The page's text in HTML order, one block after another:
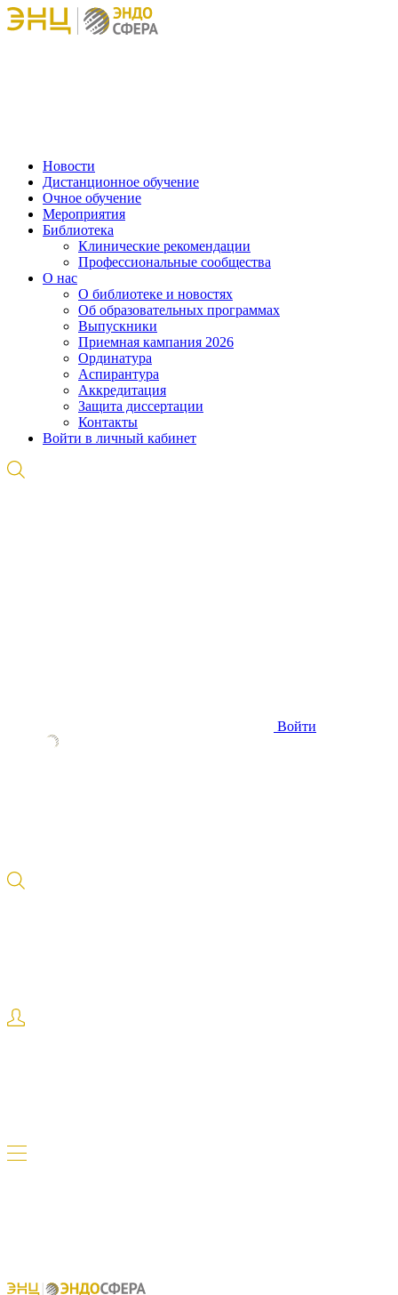
Новости
Дистанционное обучение
Очное обучение
Мероприятия
Библиотека
Клинические рекомендации
Профессиональные сообщества
О нас
О библиотеке и новостях
Об образовательных программах
Выпускники
Приемная кампания 2026
Ординатура
Аспирантура
Аккредитация
Защита диссертации
Контакты
Войти в личный кабинет
Войти